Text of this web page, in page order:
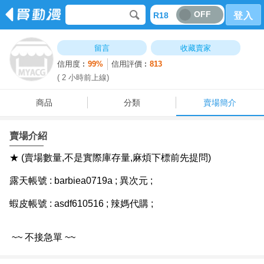
R18 OFF 登入
留言
收藏賣家
信用度︰99% 信用評價︰813
( 2 小時前上線)
商品 分類 賣場簡介
賣場介紹
商品 分類 賣場簡介